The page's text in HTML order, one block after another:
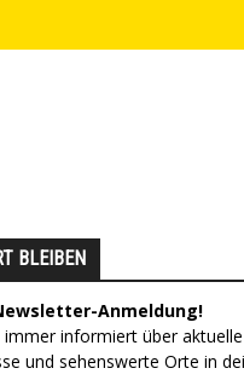
BLEIBEN
Anmeldung!
immer informiert über aktuelle
und sehenswerte Orte in